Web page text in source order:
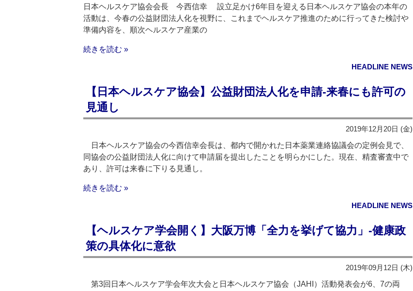
日本ヘルスケア協会会長 今西信幸 設立足かけ6年目を迎える日本ヘルスケア協会の本年の
活動は、今春の公益財団法人化を視野に、これまでヘルスケア推進のために行ってきた検討や
準備内容を、順次ヘルスケア産業の
続きを読む »
HEADLINE NEWS
【日本ヘルスケア協会】公益財団法人化を申請‐来春にも許可の
見通し
2019年12月20日 (金)
日本ヘルスケア協会の今西信幸会長は、都内で開かれた日本薬業連絡協議会の定例会見で、
同協会の公益財団法人化に向けて申請届を提出したことを明らかにした。現在、精査審査中で
あり、許可は来春に下りる見通し。
続きを読む »
HEADLINE NEWS
【ヘルスケア学会開く】大阪万博「全力を挙げて協力」‐健康政
策の具体化に意欲
2019年09月12日 (木)
第3回日本ヘルスケア学会年次大会と日本ヘルスケア協会（JAHI）活動発表会が6、7の両